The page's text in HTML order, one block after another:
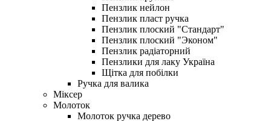
Пензлик нейлон
Пензлик пласт ручка
Пензлик плоский "Стандарт"
Пензлик плоский "Эконом"
Пензлик радіаторний
Пензлики для лаку Україна
Щітка для побілки
Ручка для валика
Міксер
Молоток
Молоток ручка дерево